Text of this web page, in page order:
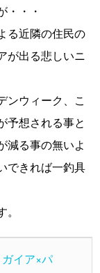
・・・
る近隣の住民の
が出る悲しいニ
ンウィーク、こ
予想される事と
減る事の無いよ
できれば一釣具
イア×パ